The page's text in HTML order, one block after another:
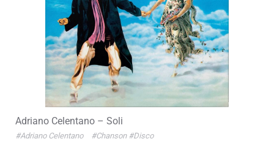
Adriano Celentano – Soli
#Adriano Celentano #Chanson #Disco